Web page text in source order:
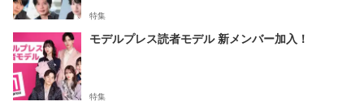
特集
モデルプレス読者モデル 新メンバー加入！
特集